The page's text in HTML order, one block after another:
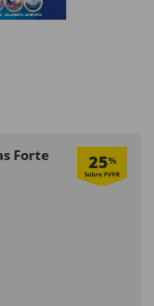
Forte
25%